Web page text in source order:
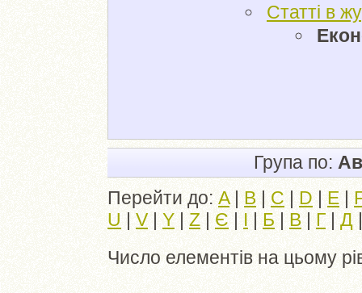
Статті в
Група по:
Перейти до: A| B | C | D | E |
U | V| Y | Z | Є | І | Б | В | Г | Д
Число елементів на цьому